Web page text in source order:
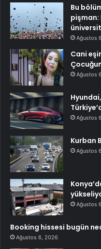
Bu
pişman:
Ağustos
Cani
Ağustos
Ağustos
Kurban
Ağustos
Ağustos
Booking hissesi bugün
Ağustos 6, 2026